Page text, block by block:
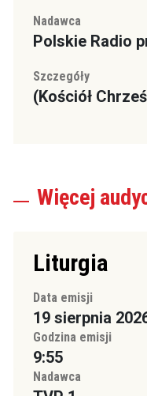
Nadawca
Polskie Radio
Szczegóły
(Kościół
Więcej
Liturgia
Data emisji
19 sierpnia
Godzina emisji
9:55
Nadawca